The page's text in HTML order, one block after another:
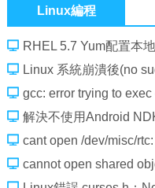
Linux編程
RHEL 5.7 Yum配置本
directory
Linux 系統崩潰後(no
庫
gcc: error trying to
directory
解決不使用Android
directory問題
cant open /dev/misc/
cannot open shared